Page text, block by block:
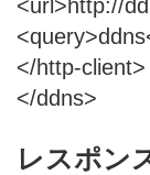
</http-client>
</ddns>
レスポン